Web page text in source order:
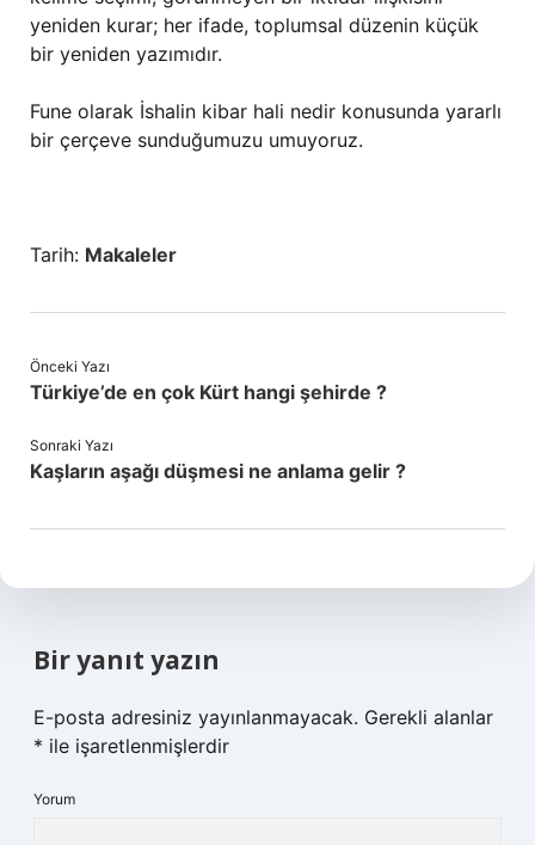
yeniden kurar; her ifade, toplumsal düzenin küçük
bir yeniden yazımıdır.
Fune olarak İshalin kibar hali nedir konusunda yararlı
bir çerçeve sunduğumuzu umuyoruz.
Tarih: Makaleler
Önceki Yazı
Türkiye’de en çok Kürt hangi şehirde ?
Sonraki Yazı
Kaşların aşağı düşmesi ne anlama gelir ?
Bir yanıt yazın
E-posta adresiniz yayınlanmayacak. Gerekli alanlar
* ile işaretlenmişlerdir
Yorum